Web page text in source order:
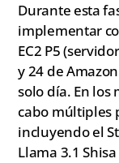
Durante esta
implementar
EC2 P5
y 24 de
solo día. En los
cabo múltiples
incluyendo el
Llama 3.1 Shisa